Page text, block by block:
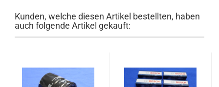
Kunden, welche diesen Artikel bestellten, haben
auch folgende Artikel gekauft: